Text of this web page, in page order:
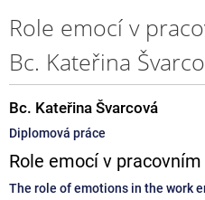
Role emocí v
Bc. Kateřina
Bc. Kateřina Švarcová
Diplomová práce
Role emocí v
The role of emotions in the work